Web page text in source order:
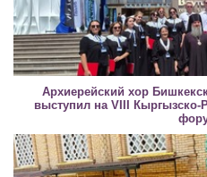
Архиерейский хор
выступил на VIII